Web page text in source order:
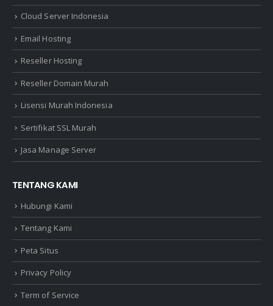
Cloud Server Indonesia
Email Hosting
Reseller Hosting
Reseller Domain Murah
Lisensi Murah Indonesia
Sertifikat SSL Murah
Jasa Manage Server
TENTANG KAMI
Hubungi Kami
Tentang Kami
Peta Situs
Privacy Policy
Term of Service